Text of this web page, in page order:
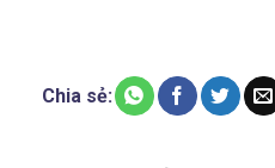
Chia sẻ: